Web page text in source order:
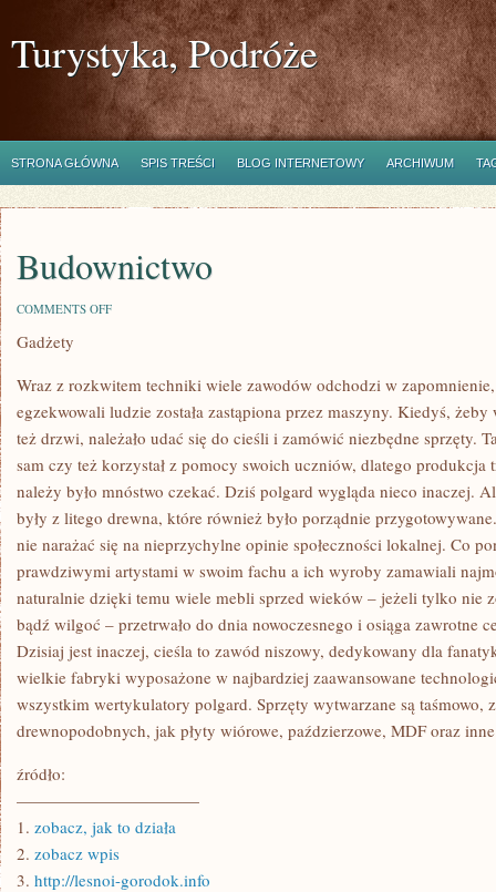
Turystyka, Podróże
STRONA GŁÓWNA SPIS TREŚCI BLOG INTERNETOWY ARCHIWUM
Budownictwo
COMMENTS OFFON
Gadżety
Wraz z rozkwitem techniki wiele zawodów odchodzi w
egzekwowali ludzie została zastąpiona przez maszyny. Kiedyś,
też drzwi, należało udać się do cieśli i zamówić niezbędne sprzęty.
sam czy też korzystał z pomocy swoich uczniów, dlatego produkcja
należy było mnóstwo czekać. Dziś polgard wygląda nieco inaczej.
były z litego drewna, które również było porządnie
nie narażać się na nieprzychylne opinie społeczności lokalnej. Co
prawdziwymi artystami w swoim fachu a ich wyroby zamawiali
naturalnie dzięki temu wiele mebli sprzed wieków – jeżeli tylko nie
bądź wilgoć – przetrwało do dnia nowoczesnego i osiąga zawrotne
Dzisiaj jest inaczej, cieśla to zawód niszowy, dedykowany dla
wielkie fabryki wyposażone w najbardziej zaawansowane
wszystkim wertykulatory polgard. Sprzęty wytwarzane są taśmowo,
drewnopodobnych, jak płyty wiórowe, paździerzowe, MDF oraz
źródło:
———————————
1. zobacz, jak to działa
2. zobacz wpis
3. http://lesnoi-gorodok.info